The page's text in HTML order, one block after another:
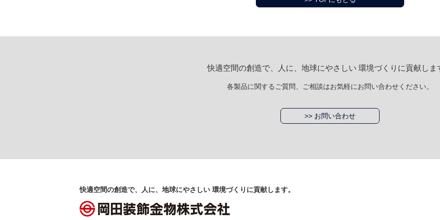
快適空間の創造で、人に、地球にやさしい 環境づくりに貢献しま
各製品に関するご質問、ご相談はお気軽にお問い合わせください。
>> お問い合わせ
快適空間の創造で、人に、地球にやさしい 環境づくりに貢献します。